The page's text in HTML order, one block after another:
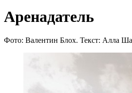
Аренадатель
Фото: Валентин Блох. Текст: Алла